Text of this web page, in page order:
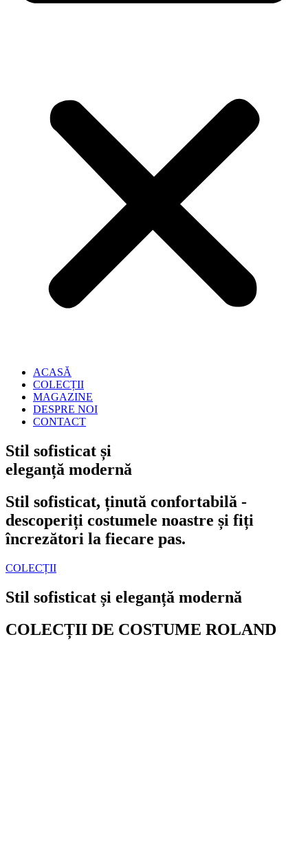
ACASĂ
COLECȚII
MAGAZINE
DESPRE NOI
CONTACT
Stil sofisticat și
eleganță modernă
Stil sofisticat, ținută confortabilă -
descoperiți costumele noastre și fiți
încrezători la fiecare pas.
COLECȚII
Stil sofisticat și eleganță modernă
COLECȚII DE COSTUME ROLAND